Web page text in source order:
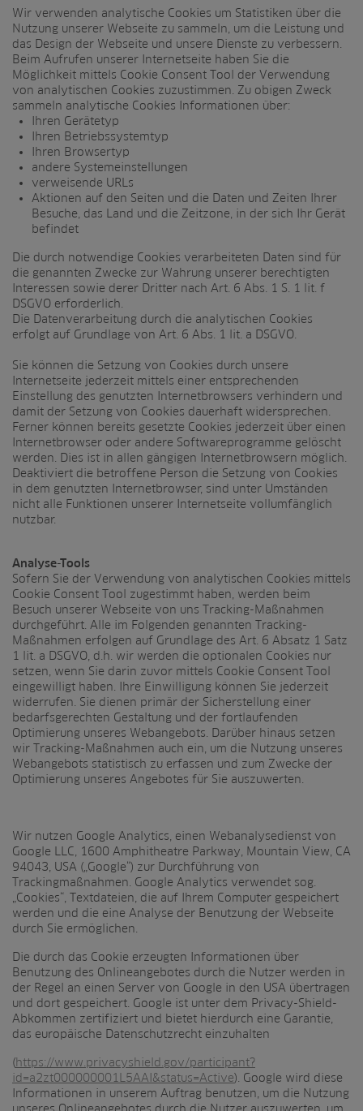
Wir verwenden analytische Cookies um Statistiken über die
Nutzung unserer Webseite zu sammeln, um die Leistung und
das Design der Webseite und unsere Dienste zu verbessern.
Beim Aufrufen unserer Internetseite haben Sie die
Möglichkeit mittels Cookie Consent Tool der Verwendung
von analytischen Cookies zuzustimmen. Zu obigen Zweck
sammeln analytische Cookies Informationen über:
Ihren Gerätetyp
Ihren Betriebssystemtyp
Ihren Browsertyp
andere Systemeinstellungen
verweisende URLs
Aktionen auf den Seiten und die Daten und Zeiten Ihrer
Besuche, das Land und die Zeitzone, in der sich Ihr Gerät
befindet
Die durch notwendige Cookies verarbeiteten Daten sind für
die genannten Zwecke zur Wahrung unserer berechtigten
Interessen sowie derer Dritter nach Art. 6 Abs. 1 S. 1 lit. f
DSGVO erforderlich.
Die Datenverarbeitung durch die analytischen Cookies
erfolgt auf Grundlage von Art. 6 Abs. 1 lit. a DSGVO.
Sie können die Setzung von Cookies durch unsere
Internetseite jederzeit mittels einer entsprechenden
Einstellung des genutzten Internetbrowsers verhindern und
damit der Setzung von Cookies dauerhaft widersprechen.
Ferner können bereits gesetzte Cookies jederzeit über einen
Internetbrowser oder andere Softwareprogramme gelöscht
werden. Dies ist in allen gängigen Internetbrowsern möglich.
Deaktiviert die betroffene Person die Setzung von Cookies
in dem genutzten Internetbrowser, sind unter Umständen
nicht alle Funktionen unserer Internetseite vollumfänglich
nutzbar.
Analyse-Tools
Sofern Sie der Verwendung von analytischen Cookies mittels
Cookie Consent Tool zugestimmt haben, werden beim
Besuch unserer Webseite von uns Tracking-Maßnahmen
durchgeführt. Alle im Folgenden genannten Tracking-
Maßnahmen erfolgen auf Grundlage des Art. 6 Absatz 1 Satz
1 lit. a DSGVO, d.h. wir werden die optionalen Cookies nur
setzen, wenn Sie darin zuvor mittels Cookie Consent Tool
eingewilligt haben. Ihre Einwilligung können Sie jederzeit
widerrufen. Sie dienen primär der Sicherstellung einer
bedarfsgerechten Gestaltung und der fortlaufenden
Optimierung unseres Webangebots. Darüber hinaus setzen
wir Tracking-Maßnahmen auch ein, um die Nutzung unseres
Webangebots statistisch zu erfassen und zum Zwecke der
Optimierung unseres Angebotes für Sie auszuwerten.
Wir nutzen Google Analytics, einen Webanalysedienst von
Google LLC, 1600 Amphitheatre Parkway, Mountain View, CA
94043, USA („Google“) zur Durchführung von
Trackingmaßnahmen. Google Analytics verwendet sog.
„Cookies“, Textdateien, die auf Ihrem Computer gespeichert
werden und die eine Analyse der Benutzung der Webseite
durch Sie ermöglichen.
Die durch das Cookie erzeugten Informationen über
Benutzung des Onlineangebotes durch die Nutzer werden in
der Regel an einen Server von Google in den USA übertragen
und dort gespeichert. Google ist unter dem Privacy-Shield-
Abkommen zertifiziert und bietet hierdurch eine Garantie,
das europäische Datenschutzrecht einzuhalten
(https://www.privacyshield.gov/participant?
id=a2zt000000001L5AAI&status=Active). Google wird diese
Informationen in unserem Auftrag benutzen, um die Nutzung